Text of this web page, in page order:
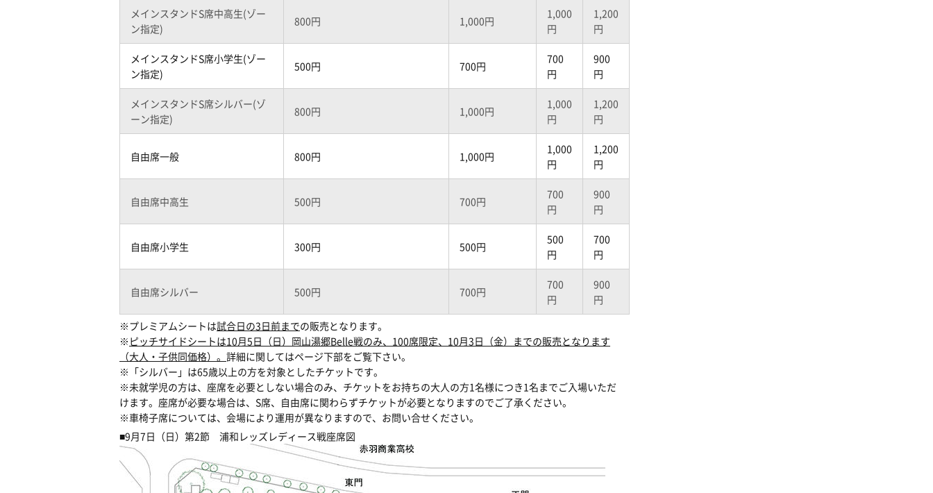
メインスタンドS席中高生(ゾー
ン指定)
800円 1,000円
1,000
円
1,200
円
メインスタンドS席小学生(ゾー
ン指定)
500円 700円
700
円
900
円
メインスタンドS席シルバー(ゾ
ーン指定)
800円 1,000円
1,000
円
1,200
円
自由席一般 800円 1,000円
1,000
円
1,200
円
自由席中高生 500円 700円
700
円
900
円
自由席小学生 300円 500円
500
円
700
円
自由席シルバー 500円 700円
700
円
900
円
※プレミアムシートは試合日の3日前までの販売となります。
※ ピッチサイドシートは10月5日（日）岡山湯郷Belle戦のみ、100席限定、10月3日（金）までの販売となります
（大人・子供同価格）。 詳細に関してはページ下部をご覧下さい。
※「シルバー」は65歳以上の方を対象としたチケットです。
※未就学児の方は、座席を必要としない場合のみ、チケットをお持ちの大人の方1名様につき1名までご入場いただ
けます。座席が必要な場合は、S席、自由席に関わらずチケットが必要となりますのでご了承ください。
※車椅子席については、会場により運用が異なりますので、お問い合せください。
■9月7日（日）第2節 浦和レッズレディース戦座席図